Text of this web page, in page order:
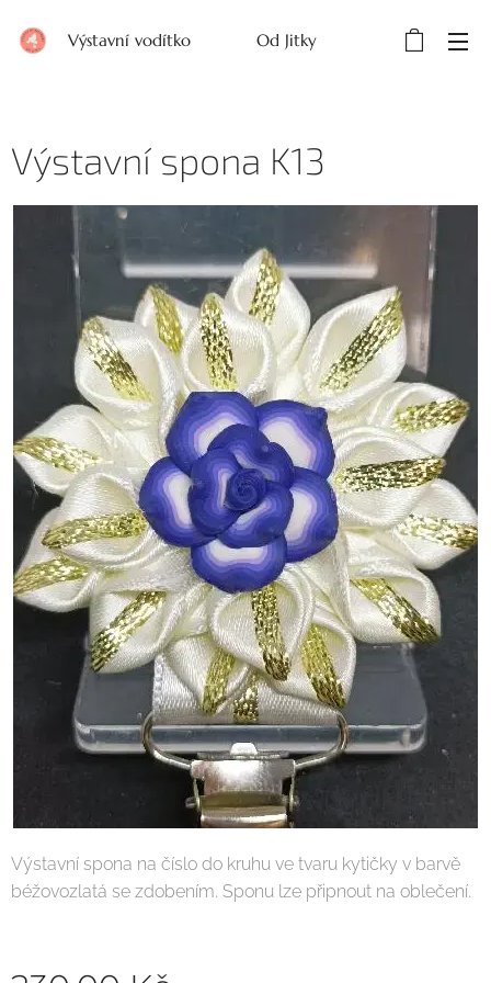
Výstavní vodítko Od Jitky
Výstavní spona K13
Výstavní spona na číslo do kruhu ve tvaru kytičky v barvě
béžovozlatá se zdobením. Sponu lze připnout na oblečení.